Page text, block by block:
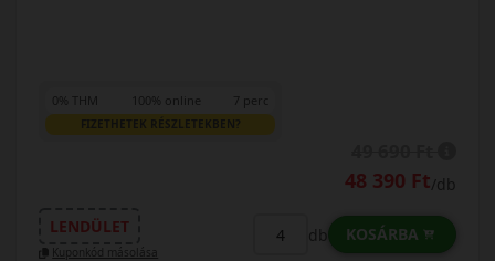
0% THM 100% online 7 perc
FIZETHETEK RÉSZLETEKBEN?
48 390 Ft/db
LENDÜLET
Kuponkód másolása
db KOSÁRBA